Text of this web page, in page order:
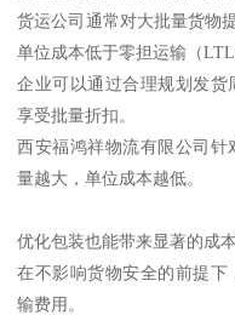
货运公司通常对大批量货物
单位成本低于零担运输（LTL
企业可以通过合理规划发
享受批量折扣。
西安福鸿祥物流有限公司
量越大，单位成本越低。
优化包装也能带来显著的成本
在不影响货物安全的前提
输费用。